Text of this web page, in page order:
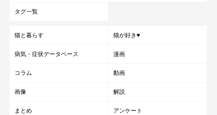
タグ一覧
猫と暮らす 猫が好き♥
病気・症状データベース 漫画
コラム 動画
画像 解説
まとめ アンケート